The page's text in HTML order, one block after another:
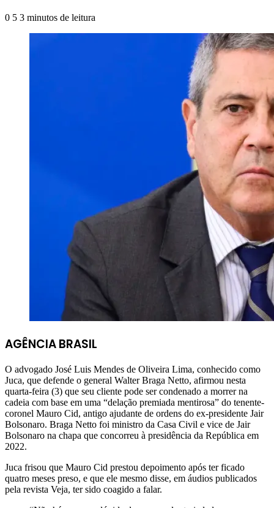
0 5 3 minutos de leitura
AGÊNCIA BRASIL
O advogado José Luis Mendes de Oliveira Lima, conhecido como
Juca, que defende o general Walter Braga Netto, afirmou nesta
quarta-feira (3) que seu cliente pode ser condenado a morrer na
cadeia com base em uma “delação premiada mentirosa” do tenente-
coronel Mauro Cid, antigo ajudante de ordens do ex-presidente Jair
Bolsonaro. Braga Netto foi ministro da Casa Civil e vice de Jair
Bolsonaro na chapa que concorreu à presidência da República em
2022.
Juca frisou que Mauro Cid prestou depoimento após ter ficado
quatro meses preso, e que ele mesmo disse, em áudios publicados
pela revista Veja, ter sido coagido a falar.